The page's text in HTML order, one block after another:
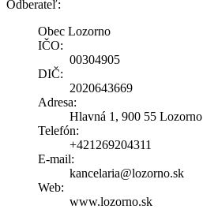
Odberateľ:
Obec Lozorno
IČO:
00304905
DIČ:
2020643669
Adresa:
Hlavná 1, 900 55 Lozorno
Telefón:
+421269204311
E-mail:
kancelaria@lozorno.sk
Web:
www.lozorno.sk